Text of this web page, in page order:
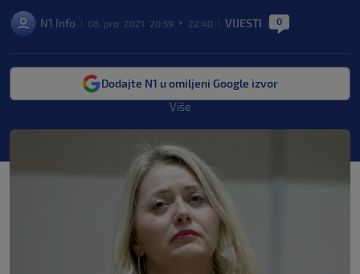
N1 Info 08. pro. 2021. 20:59 > 22:40 VIJESTI 0
Dodajte N1 u omiljeni Google izvor
Više